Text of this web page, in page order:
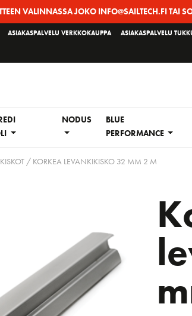
VALINNASSA JOKO INFO@SAILTECH.FI
ASIAKASPALVELU VERKKOKAUPPA ASIAKASPALVELU
NODUS
BLUE
PERFORMANCE
/ KORKEA LEVANKIKISKO 32 MM 2 M